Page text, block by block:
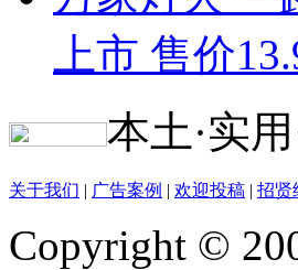
上市 售价
本土·实
关于我们 | 广告案例 | 欢迎投稿 | 招贤
Copyright ©